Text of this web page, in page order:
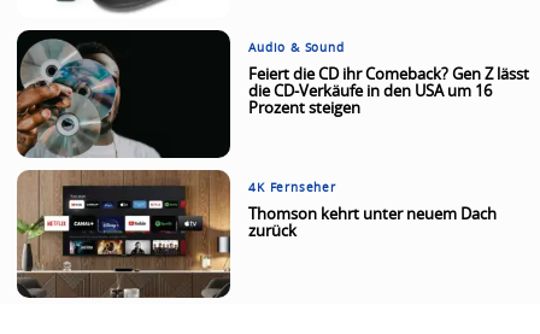
Audio & Sound
Feiert die CD ihr Comeback? Gen Z lässt
die CD-Verkäufe in den USA um 16
Prozent steigen
4K Fernseher
Thomson kehrt unter neuem Dach
zurück